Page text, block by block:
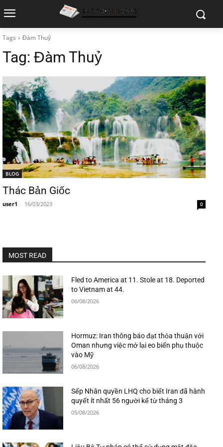
Tags Đàm Thuỷ
Tag: Đàm Thuỷ
BLOG
Thác Bản Giốc
user1 - 16/03/2023 0
MOST READ
Fled to America at 11. Stole at 18. Deported
to Vietnam at 44.
06/08/2026
Hormuz: Iran thông báo đạt thỏa thuận với
Oman nhưng việc mở lại eo biển phụ thuộc
vào Mỹ
06/08/2026
Sếp Nhân quyền LHQ cho biết Iran đã hành
quyết ít nhất 56 người kể từ tháng 3
05/08/2026